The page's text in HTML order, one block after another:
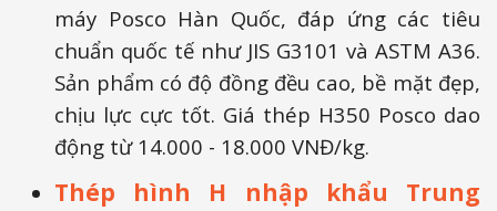
máy Posco Hàn Quốc, đáp ứng các tiêu
chuẩn quốc tế như JIS G3101 và ASTM A36.
Sản phẩm có độ đồng đều cao, bề mặt đẹp,
chịu lực cực tốt. Giá thép H350 Posco dao
động từ 14.000 - 18.000 VNĐ/kg.
Thép hình H nhập khẩu Trung